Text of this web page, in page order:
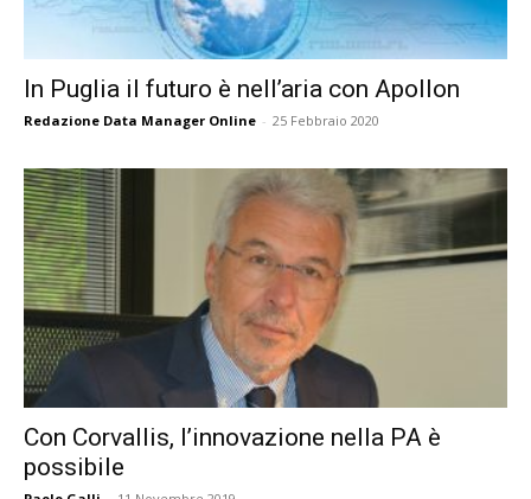
In Puglia il futuro è nell’aria con Apollon
Redazione Data Manager Online - 25 Febbraio 2020
Con Corvallis, l’innovazione nella PA è
possibile